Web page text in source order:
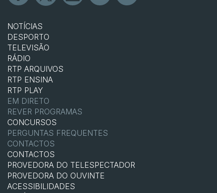
NOTÍCIAS
DESPORTO
TELEVISÃO
RÁDIO
RTP ARQUIVOS
RTP ENSINA
RTP PLAY
EM DIRETO
REVER PROGRAMAS
CONCURSOS
PERGUNTAS FREQUENTES
CONTACTOS
CONTACTOS
PROVEDORA DO TELESPECTADOR
PROVEDORA DO OUVINTE
ACESSIBILIDADES